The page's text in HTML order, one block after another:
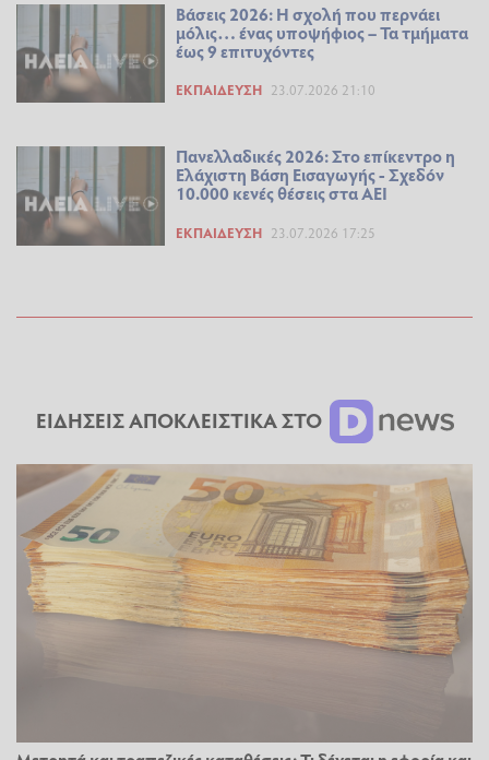
Βάσεις 2026: Η σχολή που περνάει
μόλις… ένας υποψήφιος – Τα τμήματα
έως 9 επιτυχόντες
ΕΚΠΑΊΔΕΥΣΗ 23.07.2026 21:10
Πανελλαδικές 2026: Στο επίκεντρο η
Ελάχιστη Βάση Εισαγωγής - Σχεδόν
10.000 κενές θέσεις στα ΑΕΙ
ΕΚΠΑΊΔΕΥΣΗ 23.07.2026 17:25
ΕΙΔΗΣΕΙΣ ΑΠΟΚΛΕΙΣΤΙΚΑ ΣΤΟ